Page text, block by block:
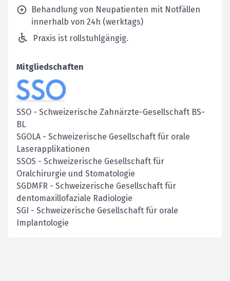
Behandlung von Neupatienten mit Notfällen
innerhalb von 24h (werktags)
Praxis ist rollstuhlgängig.
Mitgliedschaften
SSO - Schweizerische Zahnärzte-Gesellschaft BS-
BL
SGOLA - Schweizerische Gesellschaft für orale
Laserapplikationen
SSOS - Schweizerische Gesellschaft für
Oralchirurgie und Stomatologie
SGDMFR - Schweizerische Gesellschaft für
dentomaxillofaziale Radiologie
SGI - Schweizerische Gesellschaft für orale
Implantologie